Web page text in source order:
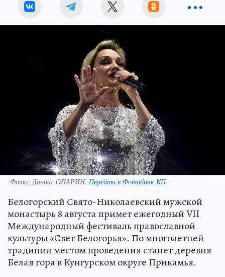
Фото:Даниил ОПАРИН. Перейти в Фотобанк КП
Белогорский Свято-Николаевский мужской
монастырь 8 августа примет ежегодный VII
Международный фестиваль православной
культуры «Свет Белогорья». По многолетней
традиции местом проведения станет деревня
Белая гора в Кунгурском округе Прикамья.